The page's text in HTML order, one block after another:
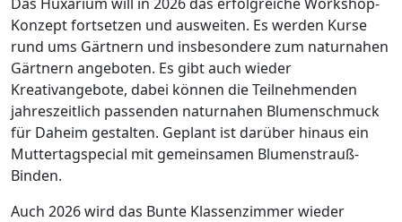
Konzept fortsetzen und ausweiten. Es werden Kurse
rund ums Gärtnern und insbesondere zum naturnahen
Gärtnern angeboten. Es gibt auch wieder
Kreativangebote, dabei können die Teilnehmenden
jahreszeitlich passenden naturnahen Blumenschmuck
für Daheim gestalten. Geplant ist darüber hinaus ein
Muttertagspecial mit gemeinsamen Blumenstrauß-
Binden.
Auch 2026 wird das Bunte Klassenzimmer wieder